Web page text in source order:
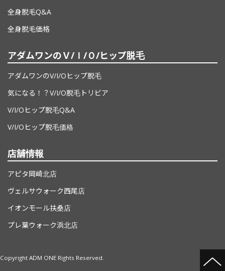
全身脱毛Q&A
全身脱毛価格
アダムワンのＶ/Ｉ/Ｏ/ヒップ脱毛
アダムワンのV/I/Oヒップ脱毛
気になる！？V/I/O脱毛トリビア
V/I/Oヒップ脱毛Q&A
V/I/Oヒップ脱毛価格
店舗情報
アピタ岡崎北店
ヴェルサウォーク西尾店
イオンモール扶桑店
プレ葉ウォーク浜北店
Copyright ADM ONE Rights Reserved.